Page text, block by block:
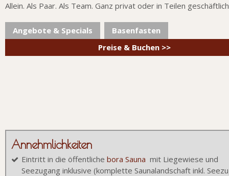
Allein. Als Paar. Als Team. Ganz privat oder in Teilen
Angebote & Specials
Basenfasten
Preise & Buchen >>
Annehmlichkeiten
Eintritt in die öffentlichebora Sauna mit Liegewiese und
Seezugang inklusive (komplette Saunalandschaft inkl.